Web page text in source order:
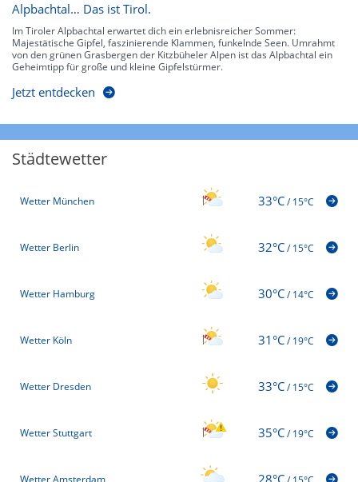
Alpbachtal… Das ist Tirol.
Im Tiroler Alpbachtal erwartet dich ein erlebnisreicher Sommer:
Majestätische Gipfel, faszinierende Klammen, funkelnde Seen. Umrahmt
von den grünen Grasbergen der Kitzbüheler Alpen ist das Alpbachtal ein
Geheimtipp für große und kleine Gipfelstürmer.
Jetzt entdecken
Städtewetter
Wetter München 33°C/15°C
Wetter Berlin 32°C/15°C
Wetter Hamburg 30°C/14°C
Wetter Köln 31°C/19°C
Wetter Dresden 33°C/15°C
Wetter Stuttgart 35°C/19°C
Wetter Amsterdam 28°C